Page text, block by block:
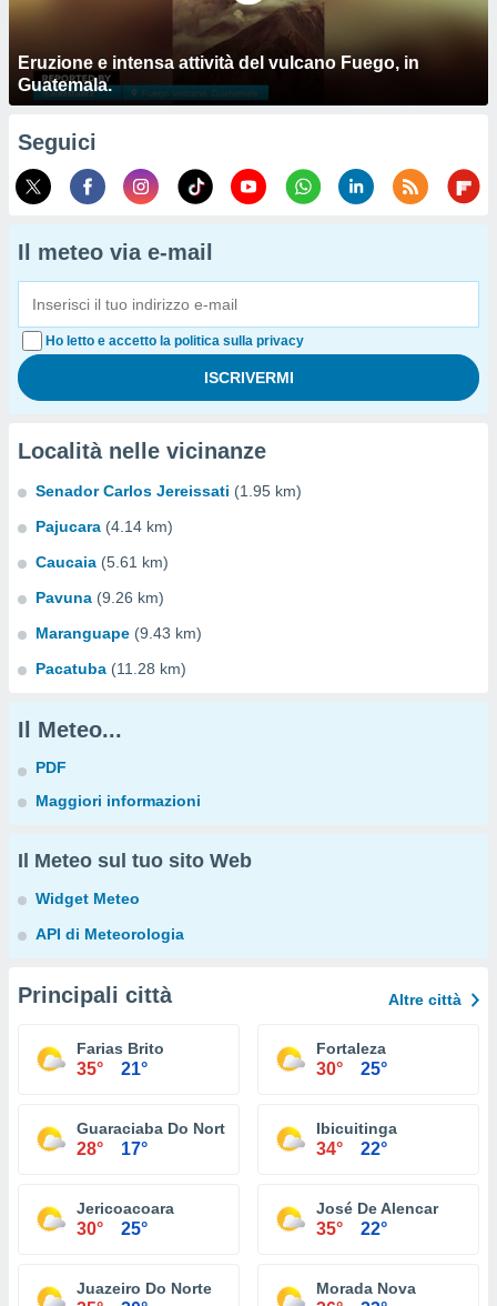
Eruzione e intensa attività del vulcano Fuego, in
Guatemala.
Seguici
Il meteo via e-mail
Ho letto e accetto la politica sulla privacy
Località nelle vicinanze
Senador Carlos Jereissati (1.95 km)
Pajucara (4.14 km)
Caucaia (5.61 km)
Pavuna (9.26 km)
Maranguape (9.43 km)
Pacatuba (11.28 km)
Il Meteo...
PDF
Maggiori informazioni
Il Meteo sul tuo sito Web
Widget Meteo
API di Meteorologia
Principali città Altre città
Farias Brito
35° 21°
Fortaleza
30° 25°
Guaraciaba Do Norte
28° 17°
Ibicuitinga
34° 22°
Jericoacoara
30° 25°
José De Alencar
35° 22°
Juazeiro Do Norte Morada Nova